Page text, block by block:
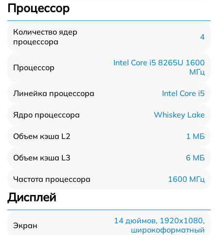
Процессор
Количество ядер
процессора
4
Процессор
Intel Core i5 8265U 1600
МГц
Линейка процессора Intel Core i5
Ядро процессора Whiskey Lake
Объем кэша L2 1 МБ
Объем кэша L3 6 МБ
Частота процессора 1600 МГц
Дисплей
Экран
14 дюймов, 1920x1080,
широкоформатный